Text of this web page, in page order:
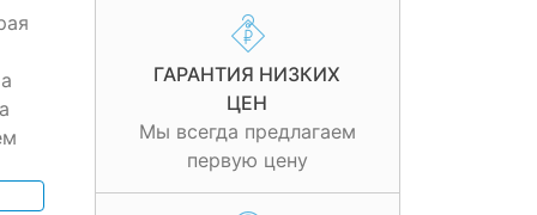
ГАРАНТИЯ НИЗКИХ
ЦЕН
Мы всегда предлагаем
первую цену